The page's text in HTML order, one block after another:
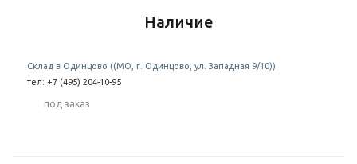
Наличие
Склад в Одинцово ((МО, г. Одинцово, ул. Западная 9/10))
тел: +7 (495) 204-10-95
Под заказ